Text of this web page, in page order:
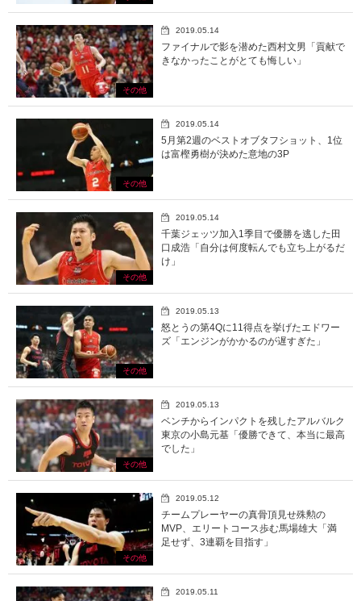
その他
2019.05.14
ファイナルで影を潜めた西村文男「貢献で
きなかったことがとても悔しい」
その他
2019.05.14
5月第2週のベストオブタフショット、1位
は富樫勇樹が決めた意地の3P
その他
2019.05.14
千葉ジェッツ加入1季目で優勝を逃した田
口成浩「自分は何度転んでも立ち上がるだ
け」
その他
2019.05.13
怒とうの第4Qに11得点を挙げたエドワー
ズ「エンジンがかかるのが遅すぎた」
その他
2019.05.13
ベンチからインパクトを残したアルバルク
東京の小島元基「優勝できて、本当に最高
でした」
その他
2019.05.12
チームプレーヤーの真骨頂見せ殊勲の
MVP、エリートコース歩む馬場雄大「満
足せず、3連覇を目指す」
2019.05.11